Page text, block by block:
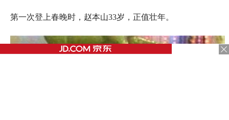
第一次登上春晚时，赵本山33岁，正值壮年。